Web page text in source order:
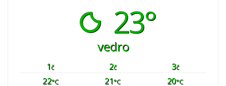
23°
vedro
1č 2č 3č
22°C 21°C 20°C